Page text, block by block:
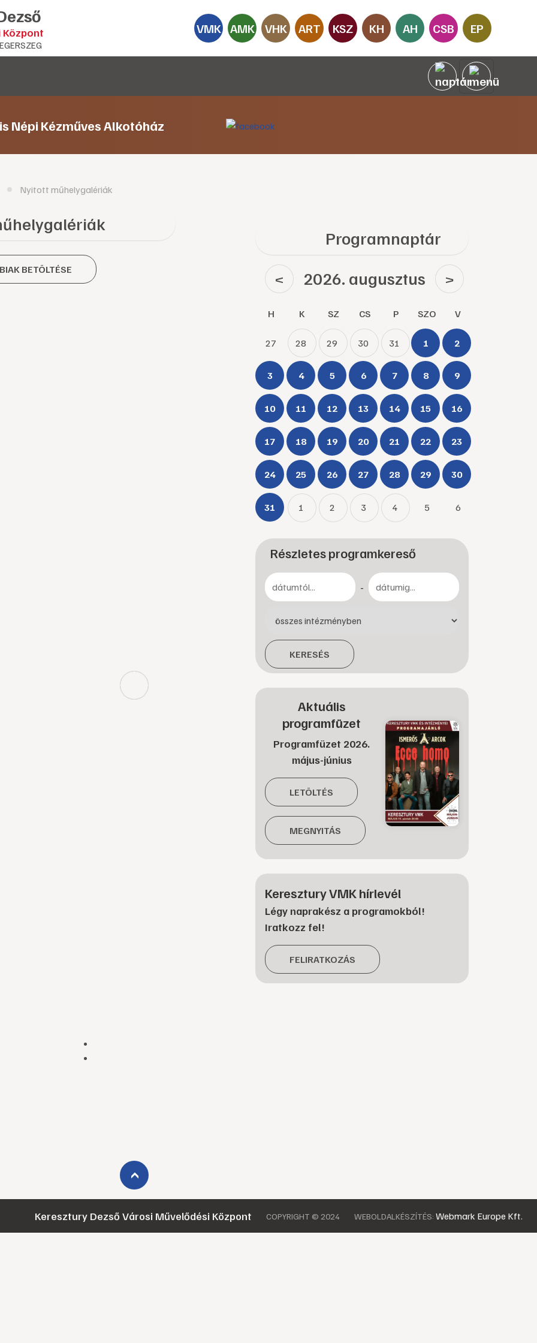
Központ VMK AMK VHK ART KSZ KH AH CSB EP
Népi Kézműves Alkotóház
Nyitott műhelygalériák
BETÖLTÉSE
Programnaptár
< 2026. augusztus >
H K SZ CS P SZO V
27 28 29 30 31 1 2
3 4 5 6 7 8 9
10 11 12 13 14 15 16
17 18 19 20 21 22 23
24 25 26 27 28 29 30
31 1 2 3 4 5 6
Részletes programkereső
-
KERESÉS
Aktuális
programfüzet
Programfüzet 2026.
május-június
LETÖLTÉS
MEGNYITÁS
Keresztury VMK hírlevél
Légy naprakész a programokból!
Iratkozz fel!
FELIRATKOZÁS
›
Keresztury Dezső Városi Művelődési Központ COPYRIGHT © 2024 WEBOLDALKÉSZÍTÉS: Webmark Europe Kft.